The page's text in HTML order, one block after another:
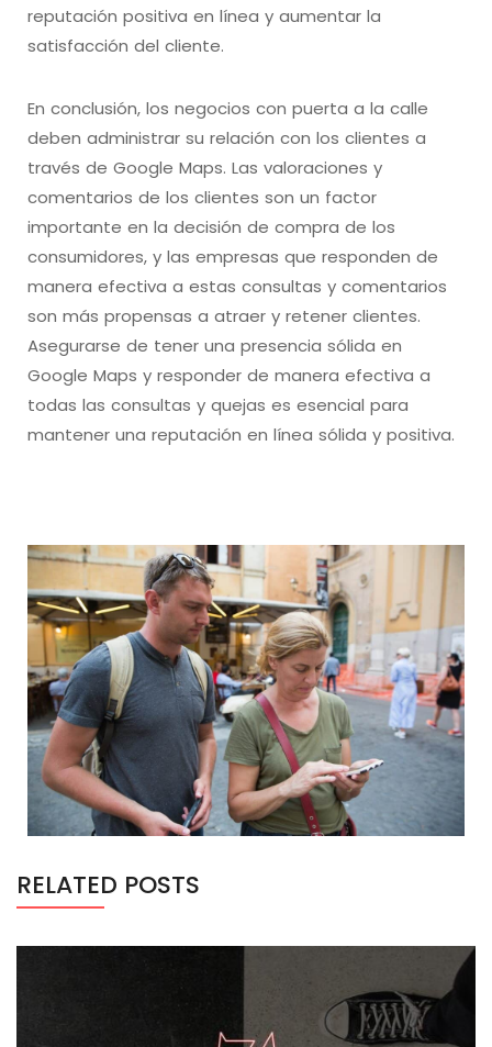
reputación positiva en línea y aumentar la
satisfacción del cliente.
En conclusión, los negocios con puerta a la calle
deben administrar su relación con los clientes a
través de Google Maps. Las valoraciones y
comentarios de los clientes son un factor
importante en la decisión de compra de los
consumidores, y las empresas que responden de
manera efectiva a estas consultas y comentarios
son más propensas a atraer y retener clientes.
Asegurarse de tener una presencia sólida en
Google Maps y responder de manera efectiva a
todas las consultas y quejas es esencial para
mantener una reputación en línea sólida y positiva.
RELATED POSTS